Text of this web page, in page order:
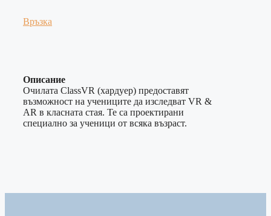
Връзка
Описание
Очилата ClassVR (хардуер) предоставят
възможност на учениците да изследват VR &
AR в класната стая. Те са проектирани
специално за ученици от всяка възраст.